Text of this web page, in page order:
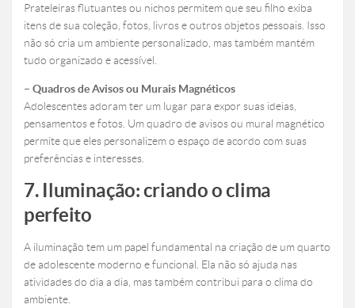
Prateleiras flutuantes ou nichos permitem que seu filho exiba
itens de sua coleção, fotos, livros e outros objetos pessoais. Isso
não só cria um ambiente personalizado, mas também mantém
tudo organizado e acessível.
– Quadros de Avisos ou Murais Magnéticos
Adolescentes adoram ter um lugar para expor suas ideias,
pensamentos e fotos. Um quadro de avisos ou mural magnético
permite que eles personalizem o espaço de acordo com suas
preferências e interesses.
7. Iluminação: criando o clima
perfeito
A iluminação tem um papel fundamental na criação de um quarto
de adolescente moderno e funcional. Ela não só ajuda nas
atividades do dia a dia, mas também contribui para o clima do
ambiente.